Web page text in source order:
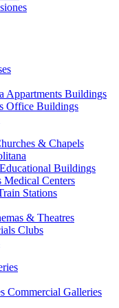
Appartments Buildings
Office Buildings
& Chapels
Buildings
Centers
Stations
& Theatres
Clubs
Commercial Galleries